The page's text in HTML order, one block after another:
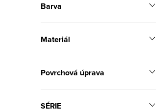
Barva
Materiál
Povrchová úprava
SÉRIE